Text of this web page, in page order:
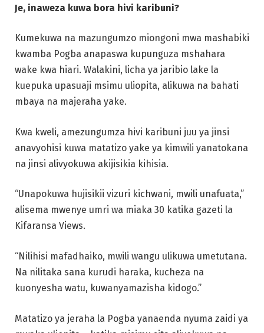
Je, inaweza kuwa bora hivi karibuni?
Kumekuwa na mazungumzo miongoni mwa mashabiki
kwamba Pogba anapaswa kupunguza mshahara
wake kwa hiari. Walakini, licha ya jaribio lake la
kuepuka upasuaji msimu uliopita, alikuwa na bahati
mbaya na majeraha yake.
Kwa kweli, amezungumza hivi karibuni juu ya jinsi
anavyohisi kuwa matatizo yake ya kimwili yanatokana
na jinsi alivyokuwa akijisikia kihisia.
“Unapokuwa hujisikii vizuri kichwani, mwili unafuata,”
alisema mwenye umri wa miaka 30 katika gazeti la
Kifaransa Views.
“Nilihisi mafadhaiko, mwili wangu ulikuwa umetutana.
Na nilitaka sana kurudi haraka, kucheza na
kuonyesha watu, kuwanyamazisha kidogo.”
Matatizo ya jeraha la Pogba yanaenda nyuma zaidi ya